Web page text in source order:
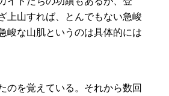
上山すれば、とんでもない急峻
峻な山肌というのは具体的には
のを覚えている。それから数回